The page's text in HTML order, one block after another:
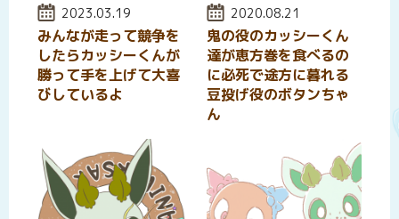
投稿日:
2023.03.19
みんなが走って競争を
したらカッシーくんが
勝って手を上げて大喜
びしているよ
投稿日:
2020.08.21
鬼の役のカッシーくん
達が恵方巻を食べるの
に必死で途方に暮れる
豆投げ役のボタンちゃ
ん